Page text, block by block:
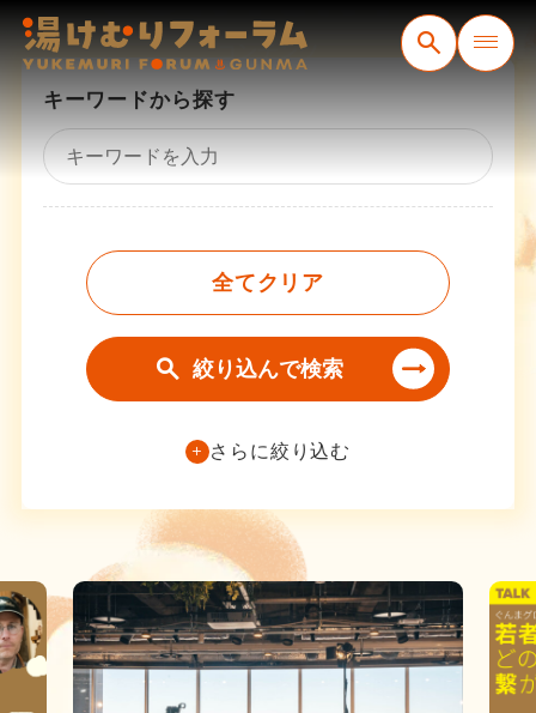
コンテンツ
キーワードから探す
全てクリア
絞り込んで検索
さらに絞り込む